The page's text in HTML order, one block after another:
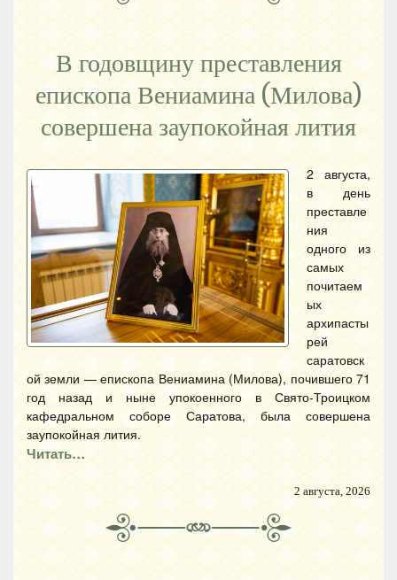
В годовщину преставления
епископа Вениамина (Милова)
совершена заупокойная лития
2 августа,
в день
преставле
ния
одного из
самых
почитаем
ых
архипасты
рей
саратовск
ой земли — епископа Вениамина (Милова), почившего 71
год назад и ныне упокоенного в Свято-Троицком
кафедральном соборе Саратова, была совершена
заупокойная лития.
Читать…
2 августа, 2026